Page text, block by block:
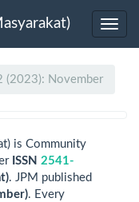
(2023): November
is Community
ISSN 2541-
. JPM published
. Every